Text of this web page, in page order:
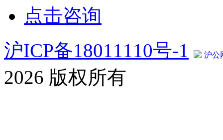
点击咨询
沪ICP备18011110号-1
沪公
2026 版权所有